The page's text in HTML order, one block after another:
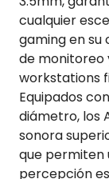
cualquier
gaming en su
de monitoreo
workstations
Equipados
diámetro, los
sonora
que permiten
percepción